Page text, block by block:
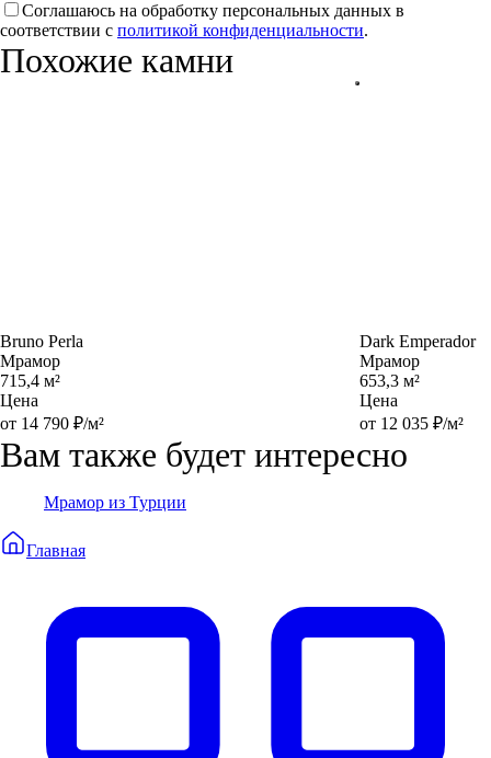
Соглашаюсь на обработку персональных данных в
соответствии с политикой конфиденциальности.
Похожие камни
Bruno Perla
Мрамор
715,4 м²
Цена
от 14 790 ₽/м²
Dark Emperador
Мрамор
653,3 м²
Цена
от 12 035 ₽/м²
Вам также будет интересно
Мрамор из Турции
Главная